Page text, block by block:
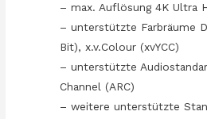
– max. Auflösung 4K Ultra
– unterstützte Farbräume
Bit), x.v.Colour (xvYCC)
– unterstützte
Channel (ARC)
– weitere unterstützte